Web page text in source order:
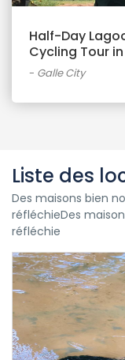
Half-Day
Cycling Tour
- Galle City
Liste des
Des maisons bien
réfléchieDes
réfléchie